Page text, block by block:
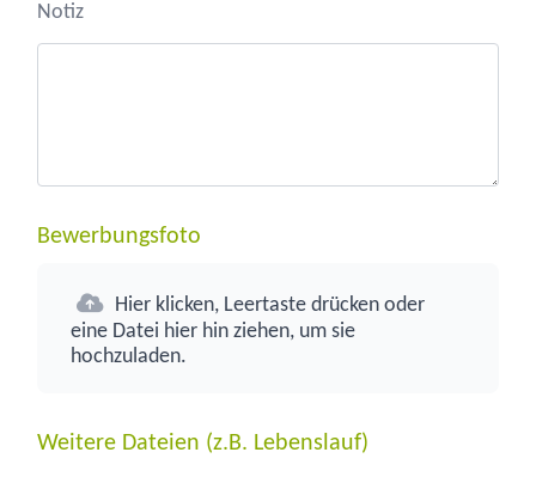
Notiz
Bewerbungsfoto
Hier klicken, Leertaste drücken oder
eine Datei hier hin ziehen, um sie
hochzuladen.
Weitere Dateien (z.B. Lebenslauf)